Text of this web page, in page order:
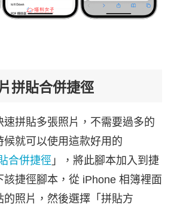
拼貼合併捷徑
速拼貼多張照片，不需要過多的
就可以使用這款好用的
合併捷徑 」，將此腳本加入到捷
該捷徑腳本，從 iPhone 相簿裡面
的照片，然後選擇「拼貼方